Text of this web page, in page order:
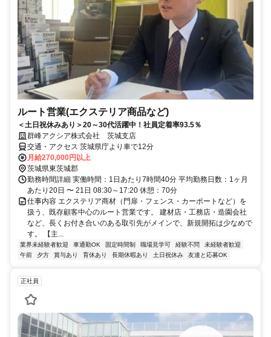
ルート営業(エクステリア商品など)
＜土日祝休みあり＞20～30代活躍中！社員定着率93.5％
群峰アクシア株式会社 茨城支店
交通・アクセス 茨城県庁より車で12分
月給270,000円以上
茨城県東茨城郡
勤務時間詳細 実働時間：1日あたり7時間40分 平均勤務日数：1ヶ月
あたり20日 〜 21日 08:30～17:20 休憩：70分
仕事内容 エクステリア商材（門扉・フェンス・カーポートなど）を
扱う、既存顧客中心のルート営業です。 建材店・工務店・造園会社
など、長くお付き合いのある取引先がメインで、新規開拓は少なめで
す。 【主...
業界未経験者歓迎 車通勤OK 固定時間制 職場見学可 経験不問
未経験者歓迎
午前
夕方 賞与あり 育休あり 長期休暇あり 土日祝休み 友達と応募OK
正社員